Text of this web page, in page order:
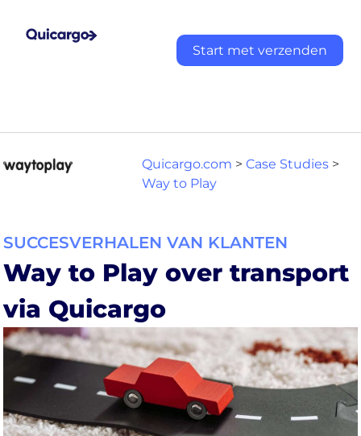
Start met verzenden
Quicargo.com > Case Studies>
Way to Play
SUCCESVERHALEN VAN KLANTEN
Way to Play over transport
via Quicargo